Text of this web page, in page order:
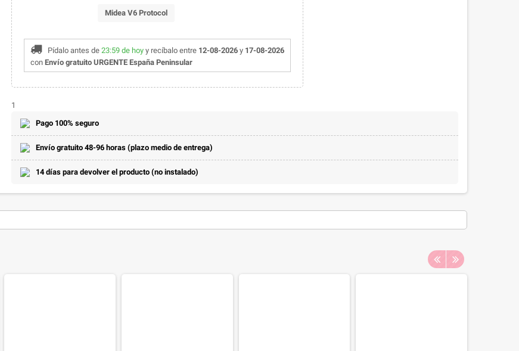
Midea V6 Protocol
Pídalo antes de 23:59 de hoy y recíbalo entre 12-08-2026y 17-08-2026
con Envío gratuito URGENTE España Peninsular
1
Pago 100% seguro
Envío gratuito 48-96 horas (plazo medio de entrega)
14 días para devolver el producto (no instalado)